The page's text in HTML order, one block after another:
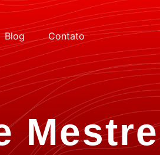
Blog Contato
Mestre